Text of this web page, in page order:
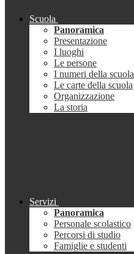
Scuola
Panoramica
Presentazione
I luoghi
Le persone
I numeri della scuola
Le carte della scuola
Organizzazione
La storia
Servizi
Panoramica
Personale scolastico
Percorsi di studio
Famiglie e studenti